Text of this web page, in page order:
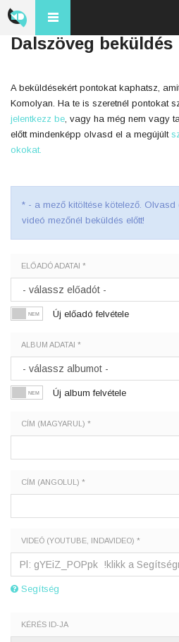
Dalszöveg beküldés
A beküldésekért pontokat kaphatsz,
Komolyan. Ha te is szeretnél pontokat
jelentkezz be, vagy ha még nem vagy
előtt mindenképp olvasd el a megújúlt
okokat.
* - a mező kitöltése kötelező.
videó mezőnél beküldés előtt!
ELŐADÓ ADATAI *
Új előadó felvétele
ALBUM ADATAI *
Új album felvétele
CÍM (MAGYARUL) *
CÍM (ANGOLUL) *
VIDEÓ (YOUTUBE, INDAVIDEO) *
Segítség
KÉRÉS ID-JA